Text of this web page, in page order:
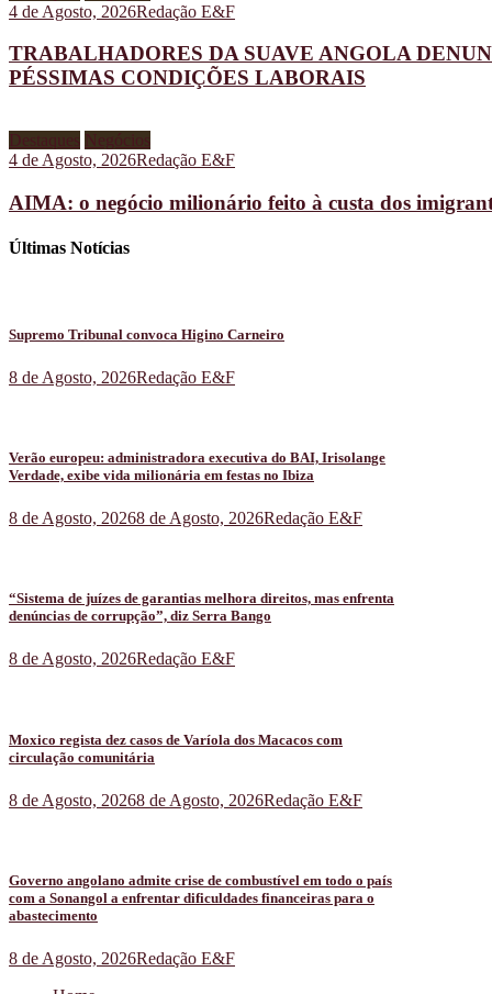
4 de Agosto, 2026Redação E&F
TRABALHADORES DA SUAVE ANGOLA
PÉSSIMAS CONDIÇÕES LABORAIS
Destaques Negócios
4 de Agosto, 2026Redação E&F
AIMA: o negócio milionário feito à custa dos
Últimas Notícias
Supremo Tribunal convoca Higino Carneiro
8 de Agosto, 2026Redação E&F
Verão europeu: administradora executiva do BAI, Irisolange
Verdade, exibe vida milionária em festas no Ibiza
8 de Agosto, 20268 de Agosto, 2026Redação E&F
“Sistema de juízes de garantias melhora direitos, mas enfrenta
denúncias de corrupção”, diz Serra Bango
8 de Agosto, 2026Redação E&F
Moxico regista dez casos de Varíola dos Macacos com
circulação comunitária
8 de Agosto, 20268 de Agosto, 2026Redação E&F
Governo angolano admite crise de combustível em todo o país
com a Sonangol a enfrentar dificuldades financeiras para o
abastecimento
8 de Agosto, 2026Redação E&F